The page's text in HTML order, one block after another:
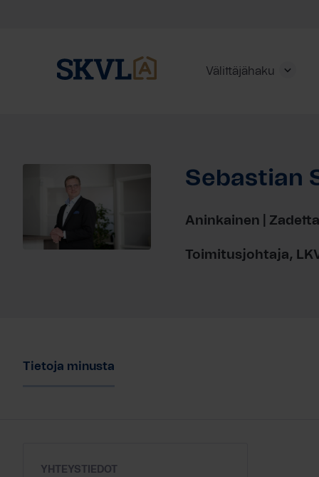
Välittäjähaku
Sebastian
Aninkainen |
Toimitusjohtaja,
Tietoja minusta
YHTEYSTIEDOT